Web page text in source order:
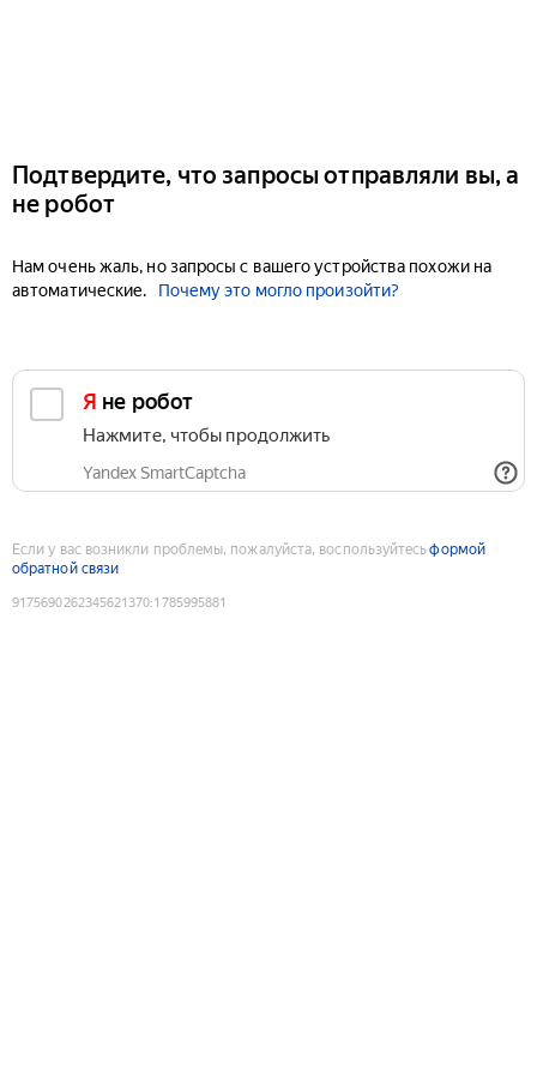
Подтвердите, что запросы отправляли вы, а
не робот
Нам очень жаль, но запросы с вашего устройства похожи на
автоматические.
Почему это могло произойти?
Я не робот
Нажмите, чтобы продолжить
Yandex SmartCaptcha
Если у вас возникли проблемы, пожалуйста, воспользуйтесьформой
обратной связи
9175690262345621370:1785995881